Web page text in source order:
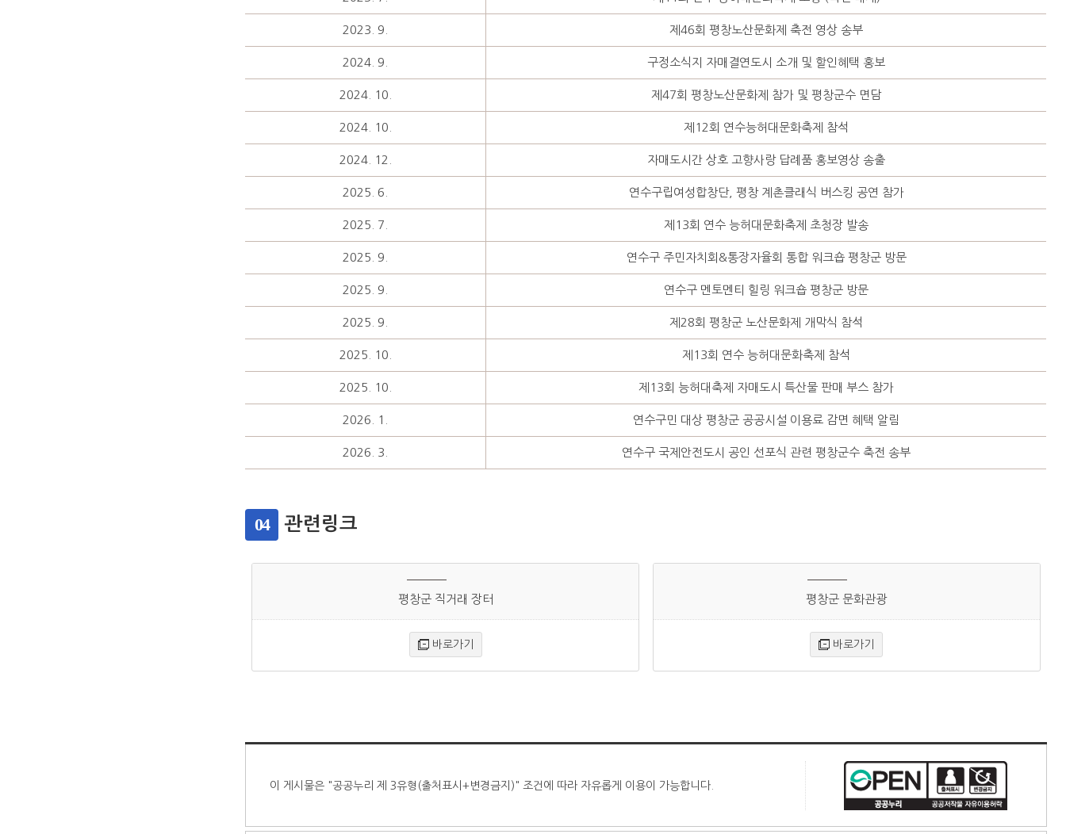
2023. 9. 제46회 평창노산문화제 축전 영상 송부
2024. 9. 구정소식지 자매결연도시 소개 및 할인혜택 홍보
2024. 10. 제47회 평창노산문화제 참가 및 평창군수 면담
2024. 10. 제12회 연수능허대문화축제 참석
2024. 12. 자매도시간 상호 고향사랑 답례품 홍보영상 송출
2025. 6. 연수구립여성합창단, 평창 계촌클래식 버스킹 공연 참가
2025. 7. 제13회 연수 능허대문화축제 초청장 발송
2025. 9. 연수구 주민자치회&통장자율회 통합 워크숍 평창군 방문
2025. 9. 연수구 멘토멘티 힐링 워크숍 평창군 방문
2025. 9. 제28회 평창군 노산문화제 개막식 참석
2025. 10. 제13회 연수 능허대문화축제 참석
2025. 10. 제13회 능허대축제 자매도시 특산물 판매 부스 참가
2026. 1. 연수구민 대상 평창군 공공시설 이용료 감면 혜택 알림
2026. 3. 연수구 국제안전도시 공인 선포식 관련 평창군수 축전 송부
04 관련링크
평창군 직거래 장터
바로가기
평창군 문화관광
바로가기
이 게시물은 "공공누리 제 3유형(출처표시+변경금지)" 조건에 따라 자유롭게 이용이 가능합니다.